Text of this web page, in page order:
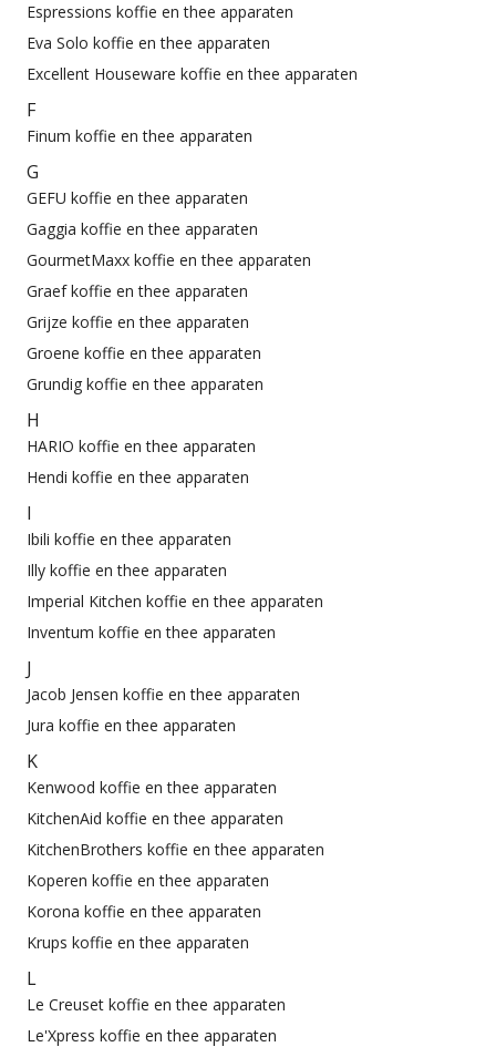
Espressions koffie en thee apparaten
Eva Solo koffie en thee apparaten
Excellent Houseware koffie en thee apparaten
F
Finum koffie en thee apparaten
G
GEFU koffie en thee apparaten
Gaggia koffie en thee apparaten
GourmetMaxx koffie en thee apparaten
Graef koffie en thee apparaten
Grijze koffie en thee apparaten
Groene koffie en thee apparaten
Grundig koffie en thee apparaten
H
HARIO koffie en thee apparaten
Hendi koffie en thee apparaten
I
Ibili koffie en thee apparaten
Illy koffie en thee apparaten
Imperial Kitchen koffie en thee apparaten
Inventum koffie en thee apparaten
J
Jacob Jensen koffie en thee apparaten
Jura koffie en thee apparaten
K
Kenwood koffie en thee apparaten
KitchenAid koffie en thee apparaten
KitchenBrothers koffie en thee apparaten
Koperen koffie en thee apparaten
Korona koffie en thee apparaten
Krups koffie en thee apparaten
L
Le Creuset koffie en thee apparaten
Le'Xpress koffie en thee apparaten